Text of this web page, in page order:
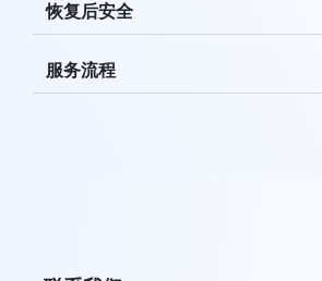
恢复后安全
服务流程